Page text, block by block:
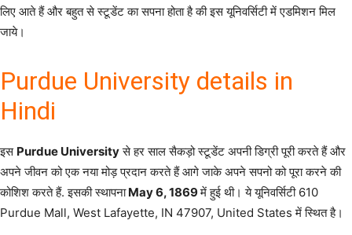
लिए आते हैं और बहुत से स्टूडेंट का सपना होता है की इस यूनिवर्सिटी में एडमिशन मिल
जाये।
Purdue University details in
Hindi
इस Purdue Universityसे हर साल सैकड़ो स्टूडेंट अपनी डिग्री पूरी करते हैं और
अपने जीवन को एक नया मोड़ प्रदान करते हैं आगे जाके अपने सपनो को पूरा करने की
कोशिश करते हैं. इसकी स्थापनाMay 6, 1869में हुई थी। ये यूनिवर्सिटी 610
Purdue Mall, West Lafayette, IN 47907, United States में स्थित है।